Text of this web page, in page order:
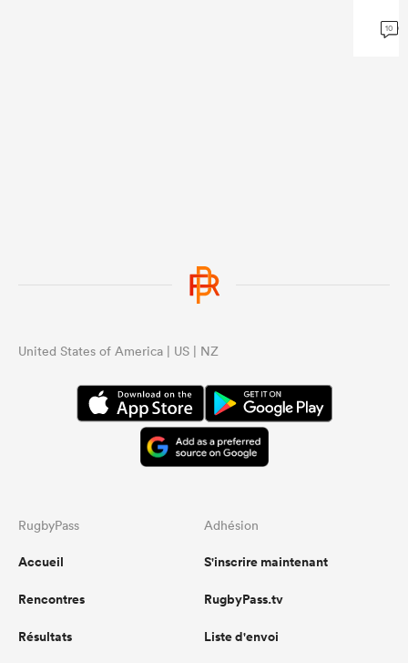
10
United States of America | US | NZ
RugbyPass
Accueil
Rencontres
Résultats
Adhésion
S'inscrire maintenant
RugbyPass.tv
Liste d'envoi